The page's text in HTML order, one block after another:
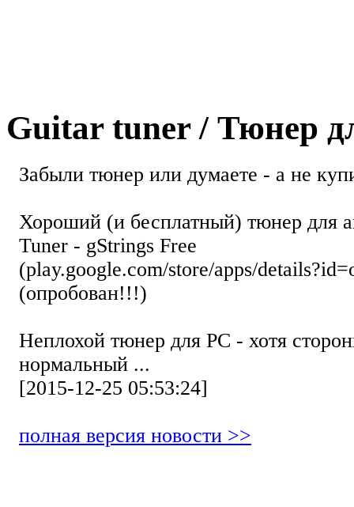
Guitar tuner / Тюнер
Забыли тюнер или думаете - а не
Хороший (и бесплатный) тюнер для
Tuner - gStrings Free
(play.google.com/store/apps/
(опробован!!!)
Неплохой тюнер для РС - хотя
нормальный ...
[2015-12-25 05:53:24]
полная версия новости >>